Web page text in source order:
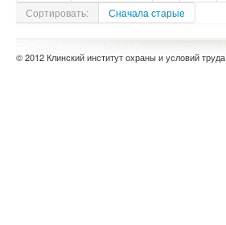
Сортировать:
Сначала старые
© 2012 Клинский институт охраны и условий труда